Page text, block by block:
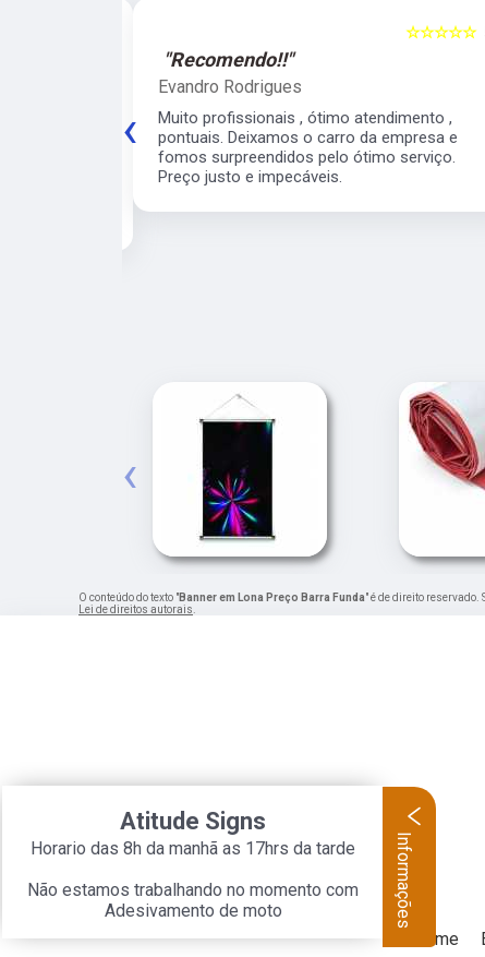
☆☆☆☆☆
"Recomendo!!"
Evandro Rodrigues
Muito profissionais , ótimo atendimento ,
pontuais. Deixamos o carro da empresa e
fomos surpreendidos pelo ótimo serviço.
Preço justo e impecáveis.
‹
‹
O conteúdo do texto "Banner em Lona Preço Barra Funda" é de direito
Lei de direitos autorais
Home
Atitude Signs
Horario das 8h da manhã as 17hrs da tarde
Não estamos trabalhando no momento com
Adesivamento de moto
Informações